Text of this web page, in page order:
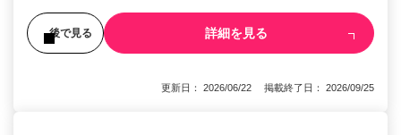
後で見る 詳細を見る
更新日： 2026/06/22 掲載終了日： 2026/09/25